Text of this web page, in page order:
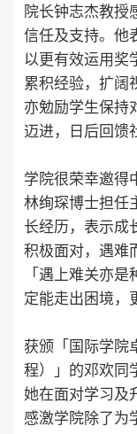
院长钟志杰教授
信任及支持。他
以更有效运用奖
累积经验，扩阔
亦勉励学生保持
迈进，日后回馈
学院很荣幸邀得
林绚琛博士担任
长经历，表示成
积极面对，遇难
「遇上难关亦
定能走出困境，
获颁「国际学院
程）」的邓欢同
她在面对学习及
感激学院除了为